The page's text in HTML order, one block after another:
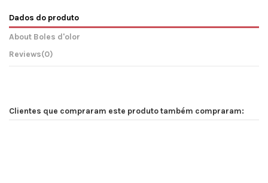
Dados do produto
About Boles d'olor
Reviews(0)
Clientes que compraram este produto também compraram: